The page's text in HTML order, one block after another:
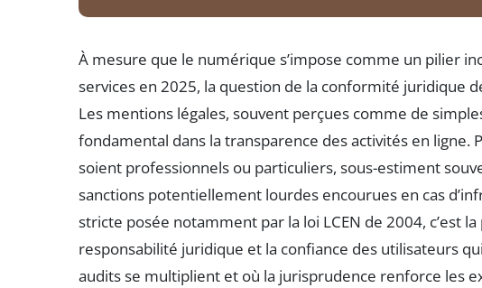
À mesure que le numérique s’impose comme un pilier
services en 2025, la question de la conformité juridique
Les mentions légales, souvent perçues comme de
fondamental dans la transparence des activités en ligne.
soient professionnels ou particuliers, sous-estiment
sanctions potentiellement lourdes encourues en cas
stricte posée notamment par la loi LCEN de 2004, c’est
responsabilité juridique et la confiance des utilisateurs
audits se multiplient et où la jurisprudence renforce les